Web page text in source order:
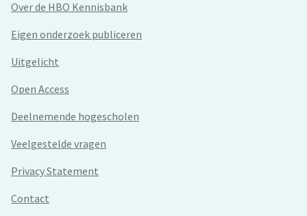
Over de HBO Kennisbank
Eigen onderzoek publiceren
Uitgelicht
Open Access
Deelnemende hogescholen
Veelgestelde vragen
Privacy Statement
Contact